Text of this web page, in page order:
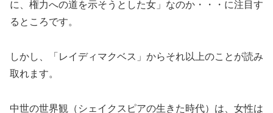
に、権力への道を示そうとした女」なのか・・・に注目す
るところです。
しかし、「レイディマクベス」からそれ以上のことが読み
取れます。
中世の世界観（シェイクスピアの生きた時代）は、女性は